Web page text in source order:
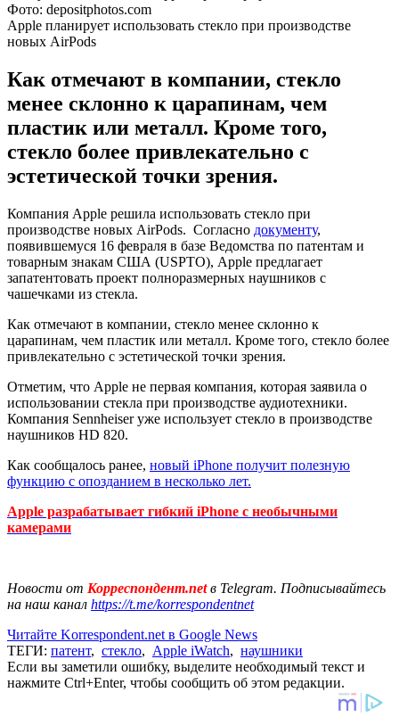
Фото: depositphotos.com
Apple планирует использовать стекло при производстве
новых AirPods
Как отмечают в компании, стекло
менее склонно к царапинам, чем
пластик или металл. Кроме того,
стекло более привлекательно с
эстетической точки зрения.
Компания Apple решила использовать стекло при
производстве новых AirPods. Согласно документу,
появившемуся 16 февраля в базе Ведомства по патентам и
товарным знакам США (USPTO), Apple предлагает
запатентовать проект полноразмерных наушников с
чашечками из стекла.
Как отмечают в компании, стекло менее склонно к
царапинам, чем пластик или металл. Кроме того, стекло более
привлекательно с эстетической точки зрения.
Отметим, что Apple не первая компания, которая заявила о
использовании стекла при производстве аудиотехники.
Компания Sennheiser уже использует стекло в производстве
наушников HD 820.
Как сообщалось ранее, новый iPhone получит полезную
функцию с опозданием в несколько лет.
Apple разрабатывает гибкий iPhone с необычными
камерами
Новости от Корреспондент.netв Telegram. Подписывайтесь
на наш канал https://t.me/korrespondentnet
Читайте Korrespondent.net в Google News
ТЕГИ: патент, стекло, Apple iWatch, наушники
Если вы заметили ошибку, выделите необходимый текст и
нажмите Ctrl+Enter, чтобы сообщить об этом редакции.